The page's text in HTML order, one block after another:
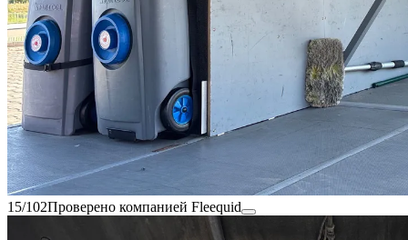
15/102Проверено компанией Fleequid